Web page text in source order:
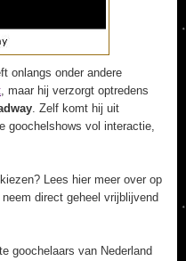
onlangs onder andere
, maar hij verzorgt optredens
. Zelf komt hij uit
goochelshows vol interactie,
Lees hier meer over op
direct geheel vrijblijvend
goochelaars van Nederland